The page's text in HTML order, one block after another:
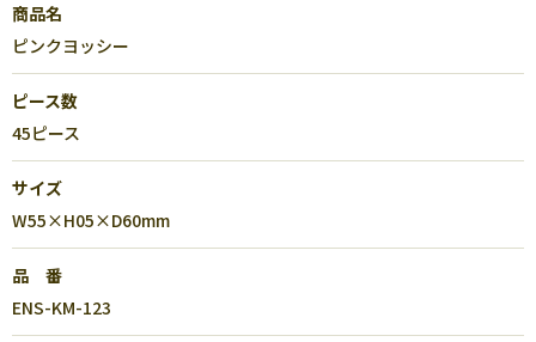
商品名
ピンクヨッシー
ピース数
45ピース
サイズ
W55×H05×D60mm
品 番
ENS-KM-123